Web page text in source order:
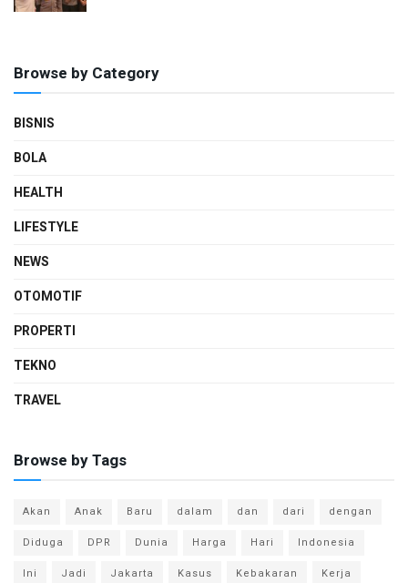
Browse by Category
BISNIS
BOLA
HEALTH
LIFESTYLE
NEWS
OTOMOTIF
PROPERTI
TEKNO
TRAVEL
Browse by Tags
Akan Anak Baru dalam dan dari
dengan
Diduga
DPR Dunia Harga Hari
Indonesia
Ini
Jadi Jakarta Kasus Kebakaran
Kerja